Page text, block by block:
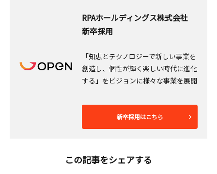
RPAホールディングス株式会社
新卒採用
「知恵とテクノロジーで新しい事業を
創造し、個性が輝く楽しい時代に進化
する」をビジョンに様々な事業を展開
新卒採用はこちら
この記事をシェアする